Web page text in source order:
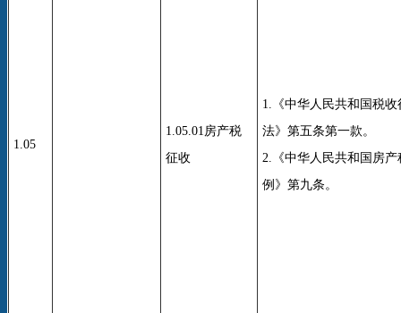
1.05
1.05.01房产税
征收
1.《中华人民共和国税收
法》第五条第一款。
2.《中华人民共和国房产
例》第九条。